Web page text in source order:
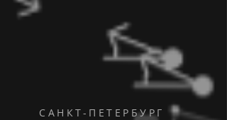
САНКТ-ПЕТЕРБУРГ